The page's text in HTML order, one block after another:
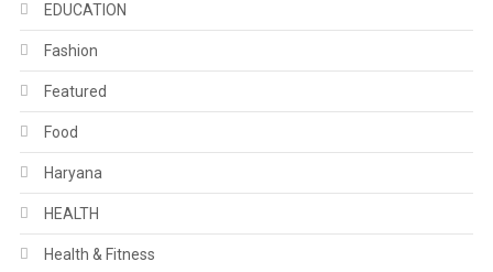
EDUCATION
Fashion
Featured
Food
Haryana
HEALTH
Health & Fitness